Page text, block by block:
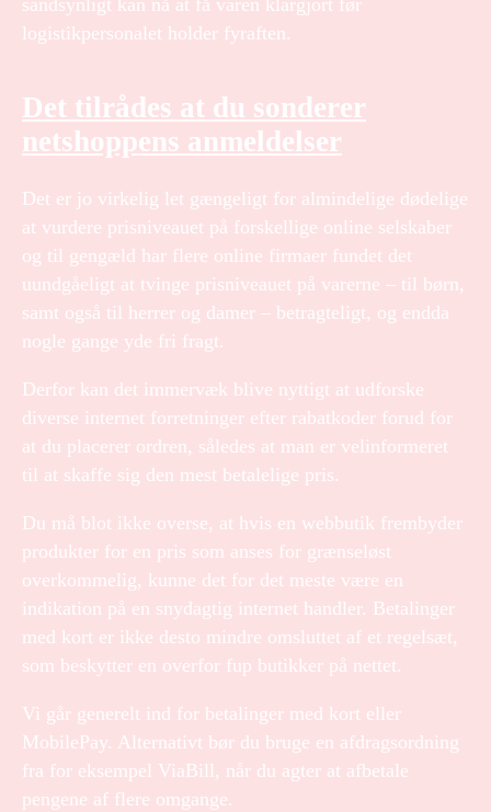
sandsynligt kan nå at få varen klargjort før
logistikpersonalet holder fyraften.
Det tilrådes at du sonderer
netshoppens anmeldelser
Det er jo virkelig let gængeligt for almindelige dødelige
at vurdere prisniveauet på forskellige online selskaber
og til gengæld har flere online firmaer fundet det
uundgåeligt at tvinge prisniveauet på varerne – til børn,
samt også til herrer og damer – betragteligt, og endda
nogle gange yde fri fragt.
Derfor kan det immervæk blive nyttigt at udforske
diverse internet forretninger efter rabatkoder forud for
at du placerer ordren, således at man er velinformeret
til at skaffe sig den mest betalelige pris.
Du må blot ikke overse, at hvis en webbutik frembyder
produkter for en pris som anses for grænseløst
overkommelig, kunne det for det meste være en
indikation på en snydagtig internet handler. Betalinger
med kort er ikke desto mindre omsluttet af et regelsæt,
som beskytter en overfor fup butikker på nettet.
Vi går generelt ind for betalinger med kort eller
MobilePay. Alternativt bør du bruge en afdragsordning
fra for eksempel ViaBill, når du agter at afbetale
pengene af flere omgange.